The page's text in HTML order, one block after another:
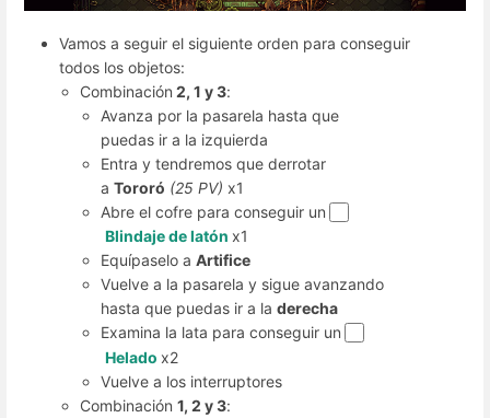
Vamos a seguir el siguiente orden para conseguir
todos los objetos:
Combinación 2, 1 y 3:
Avanza por la pasarela hasta que
puedas ir a la izquierda
Entra y tendremos que derrotar
aTororó (25 PV)x1
Abre el cofre para conseguir un
Blindaje de latónx1
Equípaselo aArtifice
Vuelve a la pasarela y sigue avanzando
hasta que puedas ir a laderecha
Examina la lata para conseguir un
Heladox2
Vuelve a los interruptores
Combinación1, 2 y 3: